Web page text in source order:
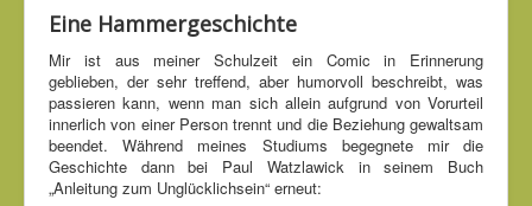
Eine Hammergeschichte
Mir ist aus meiner Schulzeit ein Comic in Erinnerung
geblieben, der sehr treffend, aber humorvoll beschreibt, was
passieren kann, wenn man sich allein aufgrund von Vorurteil
innerlich von einer Person trennt und die Beziehung gewaltsam
beendet. Während meines Studiums begegnete mir die
Geschichte dann bei Paul Watzlawick in seinem Buch
„Anleitung zum Unglücklichsein“ erneut: